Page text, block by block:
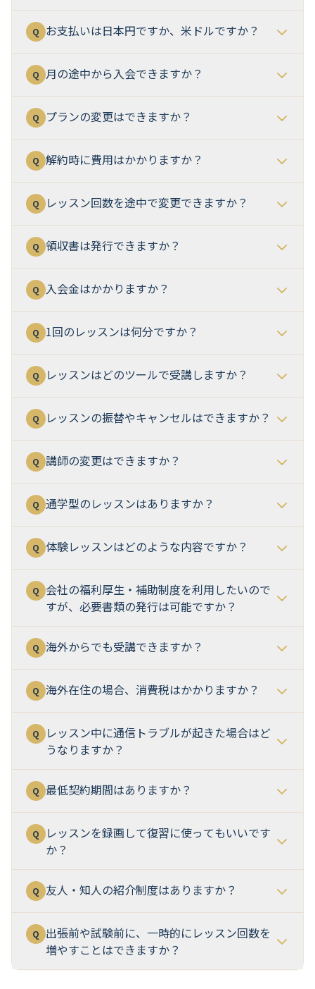
Q お支払いは日本円ですか、米ドルですか？
Q 月の途中から入会できますか？
Q プランの変更はできますか？
Q 解約時に費用はかかりますか？
Q レッスン回数を途中で変更できますか？
Q 領収書は発行できますか？
Q 入会金はかかりますか？
Q 1回のレッスンは何分ですか？
Q レッスンはどのツールで受講しますか？
Q レッスンの振替やキャンセルはできますか？
Q 講師の変更はできますか？
Q 通学型のレッスンはありますか？
Q 体験レッスンはどのような内容ですか？
Q
会社の福利厚生・補助制度を利用したいので
すが、必要書類の発行は可能ですか？
Q 海外からでも受講できますか？
Q 海外在住の場合、消費税はかかりますか？
Q
レッスン中に通信トラブルが起きた場合はど
うなりますか？
Q 最低契約期間はありますか？
Q
レッスンを録画して復習に使ってもいいです
か？
Q 友人・知人の紹介制度はありますか？
Q
出張前や試験前に、一時的にレッスン回数を
増やすことはできますか？